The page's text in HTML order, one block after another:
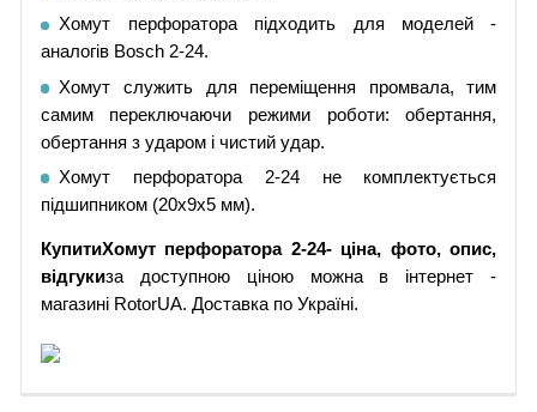
Хомут перфоратора підходить для моделей -
аналогів Bosch 2-24.
Хомут служить для переміщення промвала, тим
самим переключаючи режими роботи: обертання,
обертання з ударом і чистий удар.
Хомут перфоратора 2-24 не комплектується
підшипником (20х9х5 мм).
КупитиХомут перфоратора 2-24- ціна, фото, опис,
відгукиза доступною ціною можна в інтернет -
магазині RotorUA. Доставка по Україні.